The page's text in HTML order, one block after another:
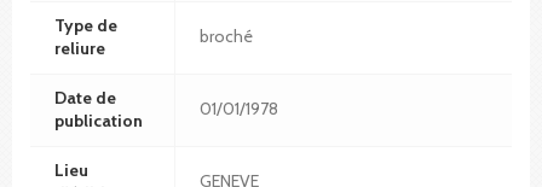
Type de
reliure
broché
Date de
publication
01/01/1978
Lieu
GENEVE